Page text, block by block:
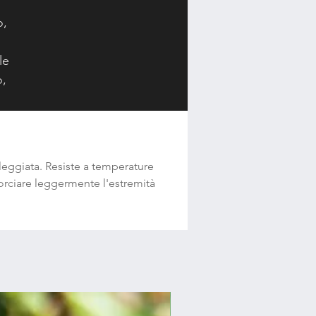
Resiste a temperature
leggermente l'estremità